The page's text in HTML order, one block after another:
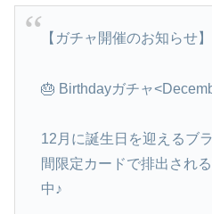
【ガチャ開催のお知らせ】
🎂 Birthdayガチャ
12月に誕生日を迎えるブ
間限定カードで排出され
中♪